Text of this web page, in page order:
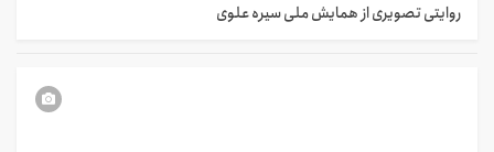
روایتی تصویری از همایش ملی سیره علوی